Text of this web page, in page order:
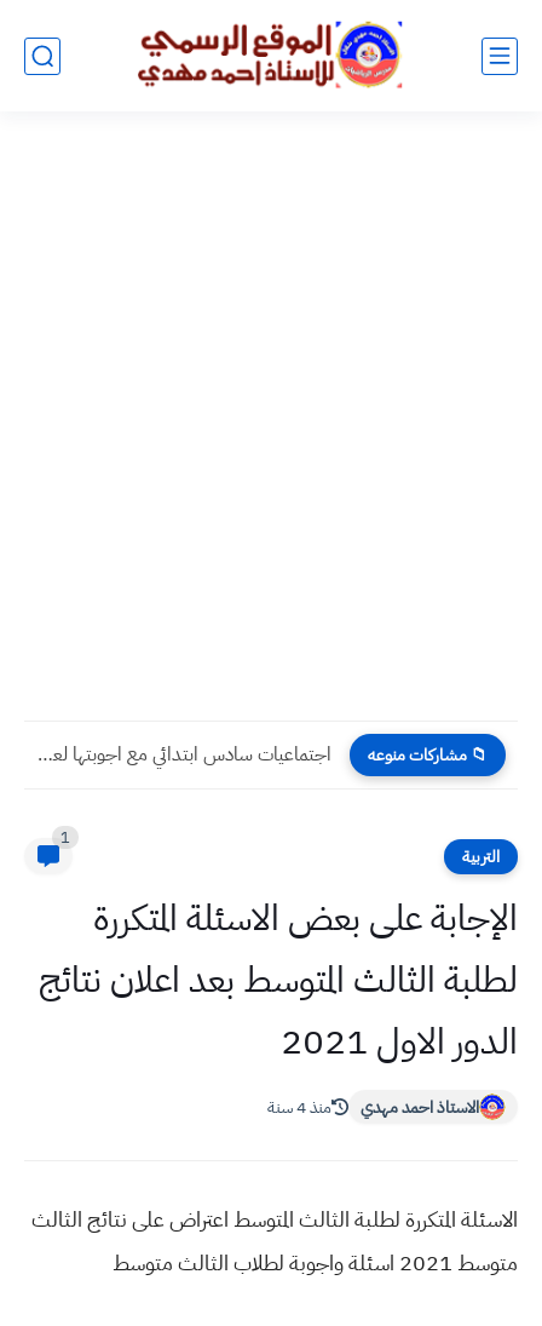
📁 مشاركات منوعه اجتماعيات سادس ابتدائي مع اجوبتها لعام 2019 اسئله...
التربية
1
الإجابة على بعض الاسئلة المتكررة
لطلبة الثالث المتوسط بعد اعلان نتائج
الدور الاول 2021
الاستاذ احمد مهدي منذ 4 سنة
الاسئلة المتكررة لطلبة الثالث المتوسط اعتراض على نتائج الثالث
متوسط 2021 اسئلة واجوبة لطلاب الثالث متوسط